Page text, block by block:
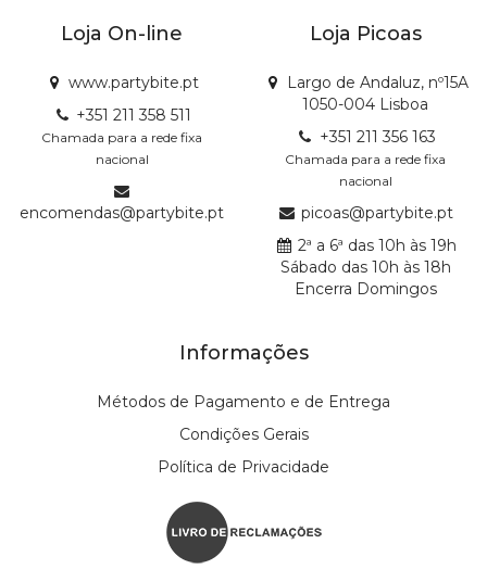
Loja On-line
www.partybite.pt
+351 211 358 511
Chamada para a rede fixa
nacional
encomendas@partybite.pt
Loja Picoas
Largo de Andaluz, nº15A
1050-004 Lisboa
+351 211 356 163
Chamada para a rede fixa
nacional
picoas@partybite.pt
2ª a 6ª das 10h às 19h
Sábado das 10h às 18h
Encerra Domingos
Informações
Métodos de Pagamento e de Entrega
Condições Gerais
Política de Privacidade